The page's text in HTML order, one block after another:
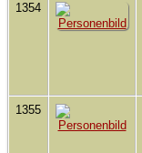
1354
1355